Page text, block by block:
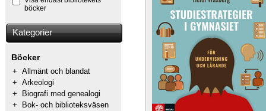
böcker
Kategorier
Böcker
+ Allmänt och blandat
+ Arkeologi
+
Biografi med genealogi
+
Bok- och biblioteksväsen